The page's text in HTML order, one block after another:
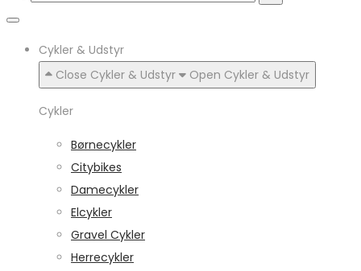
Cykler & Udstyr
Close Cykler & Udstyr
Open Cykler & Udstyr
Cykler
Børnecykler
Citybikes
Damecykler
Elcykler
Gravel Cykler
Herrecykler